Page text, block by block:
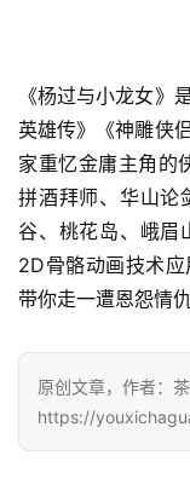
上
海
站
中
中
国
)
《杨过与小龙女》
英雄传》《神雕侠
家重忆金庸主角的
拼酒拜师、华山论
谷、桃花岛、峨眉
2D骨骼动画技术
带你走一遭恩怨情
原创文章，作者：
https://